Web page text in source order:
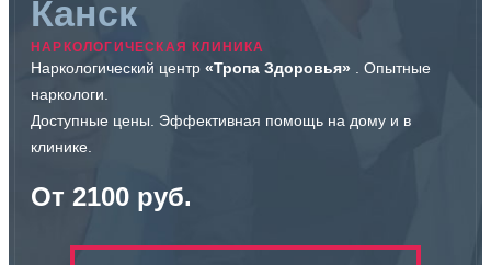
Канск
НАРКОЛОГИЧЕСКАЯ КЛИНИКА
Наркологический центр «Тропа Здоровья»
. Опытные
наркологи.
Доступные цены. Эффективная помощь на дому и в
клинике.
От 2100 руб.